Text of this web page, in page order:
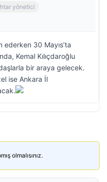
yönetici
ederken 30 Mayıs’ta
Kemal Kılıçdaroğlu
bir araya gelecek.
ise Ankara İl
olmalısınız.